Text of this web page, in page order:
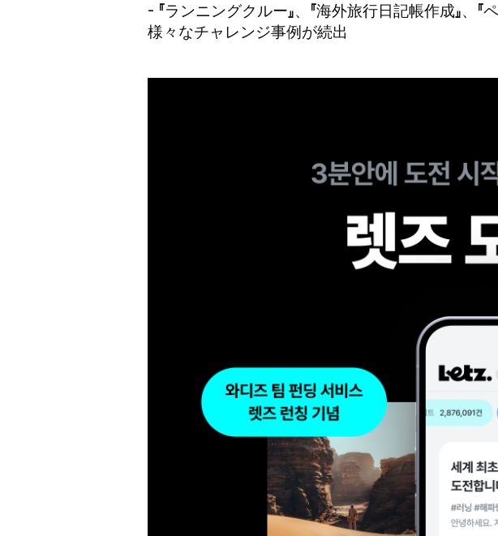
- 『ランニングクルー』、『海外旅行日記帳作成』、
様々なチャレンジ事例が続出